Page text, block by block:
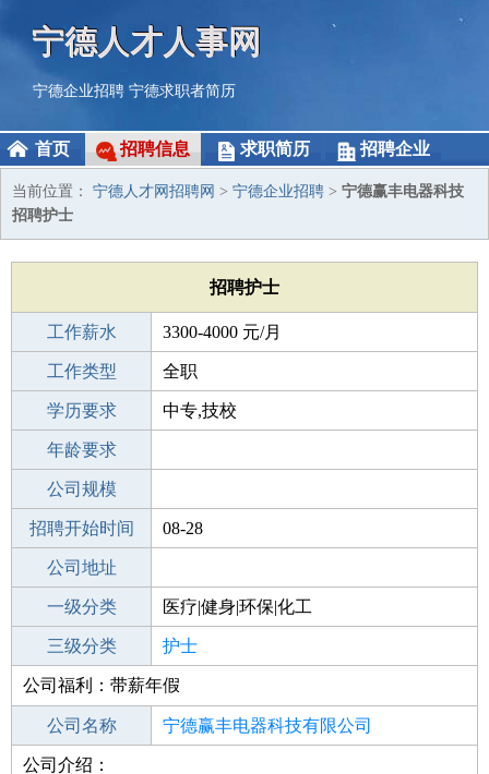
宁德人才人事网
宁德企业招聘 宁德求职者简历
首页 招聘信息 求职简历 招聘企业
当前位置： 宁德人才网招聘网 > 宁德企业招聘 > 宁德赢丰电器科技
招聘护士
招聘护士
工作薪水 3300-4000 元/月
招聘人数 3人
工作类型 全职
性别要求 -
学历要求 中专,技校
工作经验
年龄要求
工作地点
公司规模
公司电话
招聘开始时间 08-28
招聘结束时间
公司地址
一级分类 医疗|健身|环保|化工
二级分类 医疗/护理
三级分类 护士
其他行业 综合门诊
公司福利：带薪年假
公司名称 宁德赢丰电器科技有限公司
公司类型
公司介绍：